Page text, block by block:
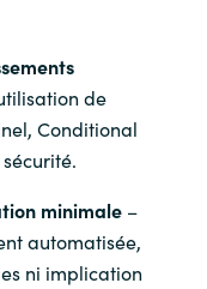
de
Conditional
minimale–
automatisée,
ni implication